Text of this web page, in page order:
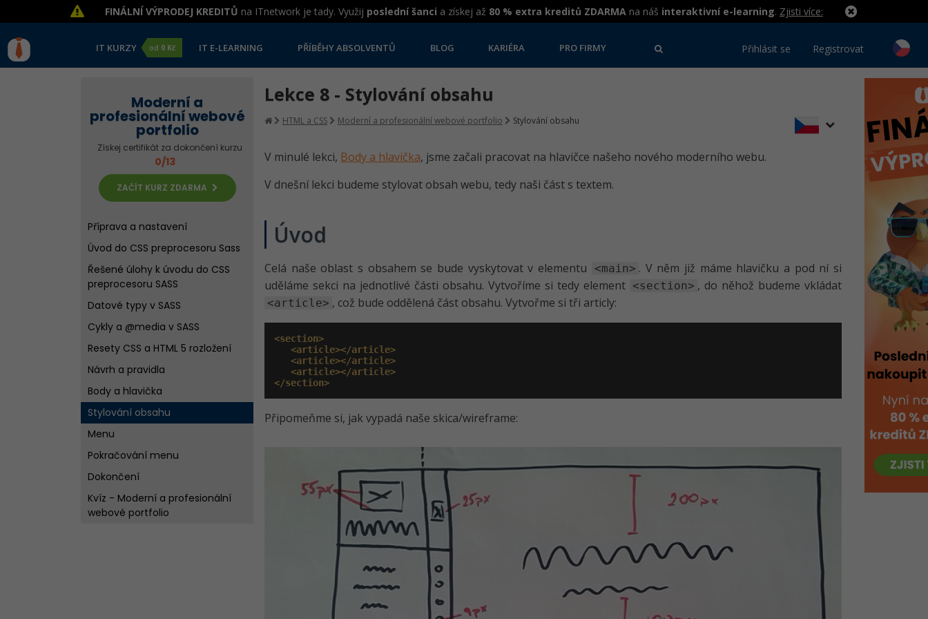
FINÁLNÍ VÝPRODEJ KREDITŮ na ITnetwork je tady. Využij poslední šanci a získej až 80 % extra kreditů ZDARMA na náš interaktivní e-learning. Zjisti více:
IT KURZY od 0 Kč IT E-LEARNING PŘÍBĚHY ABSOLVENTŮ BLOG KARIÉRA PRO FIRMY Přihlásit se Registrovat
Moderní a
profesionální webové
portfolio
Získej certifikát za dokončení kurzu
0/13
ZAČÍT KURZ ZDARMA
Příprava a nastavení
Úvod do CSS preprocesoru Sass
Řešené úlohy k úvodu do CSS
preprocesoru SASS
Datové typy v SASS
Cykly a @media v SASS
Resety CSS a HTML 5 rozložení
Návrh a pravidla
Body a hlavička
Stylování obsahu
Menu
Pokračování menu
Dokončení
Kvíz - Moderní a profesionální
webové portfolio
Lekce 8 - Stylování obsahu
HTML a CSS Moderní a profesionální webové portfolio Stylování obsahu
V minulé lekci, Body a hlavička, jsme začali pracovat na hlavičce našeho nového moderního webu.
V dnešní lekci budeme stylovat obsah webu, tedy naši část s textem.
Úvod
Celá naše oblast s obsahem se bude vyskytovat v elementu <main> . V něm již máme hlavičku a pod ní si
uděláme sekci na jednotlivé části obsahu. Vytvoříme si tedy element <section> , do něhož budeme vkládat
<article> , což bude oddělená část obsahu. Vytvořme si tři articly:
<section>
<article></article>
<article></article>
<article></article>
</section>
Připomeňme si, jak vypadá naše skica/wireframe: